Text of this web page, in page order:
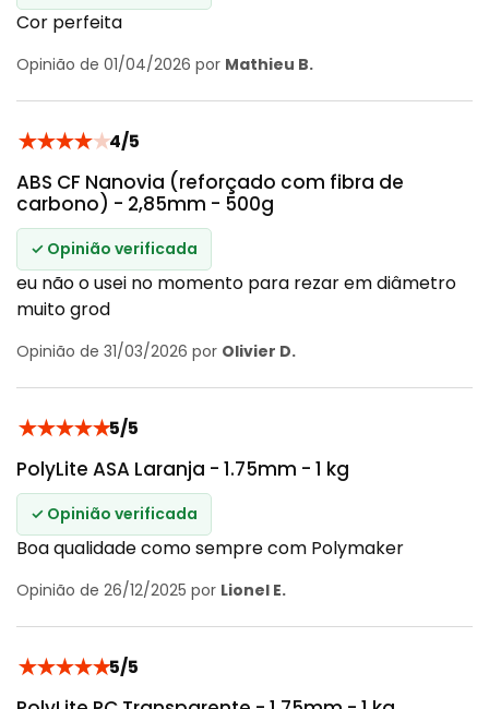
Cor perfeita
Opinião de 01/04/2026 por Mathieu B.
★★★★★4/5
ABS CF Nanovia (reforçado com fibra de
carbono) - 2,85mm - 500g
✓ Opinião verificada
eu não o usei no momento para rezar em diâmetro
muito grod
Opinião de 31/03/2026 por Olivier D.
★★★★★5/5
PolyLite ASA Laranja - 1.75mm - 1 kg
✓ Opinião verificada
Boa qualidade como sempre com Polymaker
Opinião de 26/12/2025 por Lionel E.
★★★★★5/5